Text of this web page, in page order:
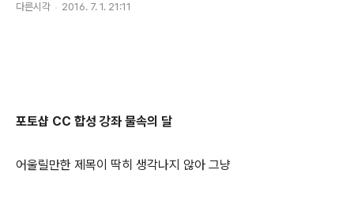
다른시각 2016. 7. 1. 21:11
포토샵 CC 합성 강좌 물속의 달
어울릴만한 제목이 딱히 생각나지 않아 그냥